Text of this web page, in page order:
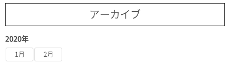
アーカイブ
2020年
1月 2月